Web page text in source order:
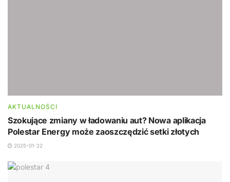
AKTUALNOŚCI
Szokujące zmiany w ładowaniu aut? Nowa aplikacja
Polestar Energy może zaoszczędzić setki złotych
2025-01-22